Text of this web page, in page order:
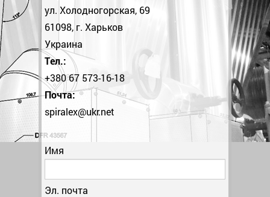
Имя
Эл. почта
ул. Холодногорская, 69
61098, г. Харьков
Украина
Тел.:
+380 67 573-16-18
Почта:
spiralex@ukr.net